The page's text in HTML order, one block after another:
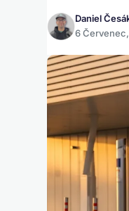
Daniel
6